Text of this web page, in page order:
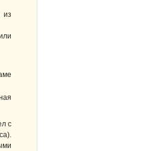
из
с